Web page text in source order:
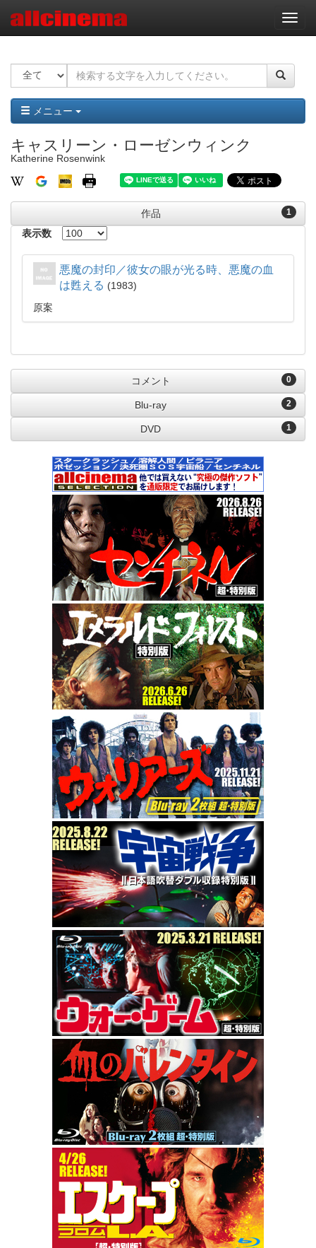
ナ
ビ
ー
ョ
ン
メニュー
キャスリーン・ローゼンウィンク
Katherine Rosenwink
1
作品
表示数
悪魔の封印／彼女の眼が光る時、悪魔の血
は甦える
1983
原案
0
コメント
2
Blu-ray
1
DVD